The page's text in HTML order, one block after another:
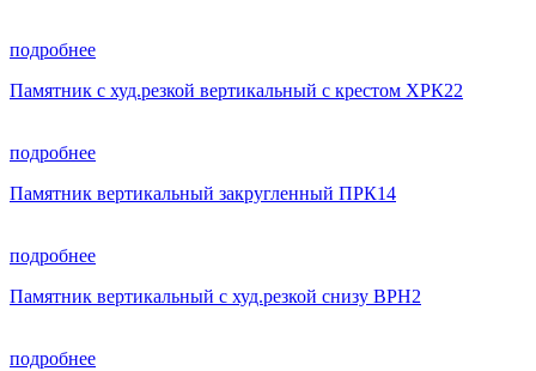
подробнее
Памятник с худ.резкой вертикальный с крестом ХРК22
подробнее
Памятник вертикальный закругленный ПРК14
подробнее
Памятник вертикальный с худ.резкой снизу ВРН2
подробнее